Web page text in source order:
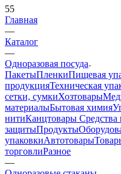
55
Главная
—
Каталог
—
Одноразовая посуда
ПакетыПленкиПищевая
продукцияТехническая
сетки, сумкиХозтовары
материалыБытовая химия
нитиКанцтовары Средства
защитыПродукты
упаковкиАвтотовары
торговлиРазное
—